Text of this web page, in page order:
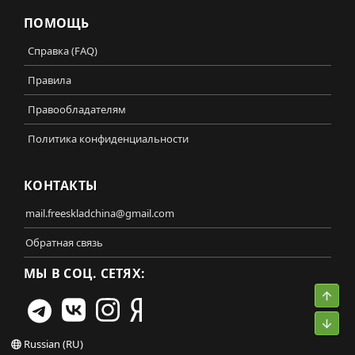
ПОМОЩЬ
Справка (FAQ)
Правила
Правообладателям
Политика конфиденциальности
КОНТАКТЫ
mail.freeskladchina@gmail.com
Обратная связь
МЫ В СОЦ. СЕТЯХ:
Russian (RU)